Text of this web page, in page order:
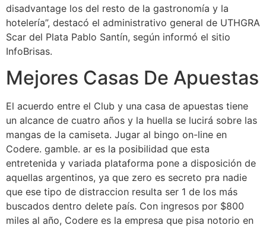
disadvantage los del resto de la gastronomía y la
hotelería”, destacó el administrativo general de UTHGRA
Scar del Plata Pablo Santín, según informó el sitio
InfoBrisas.
Mejores Casas De Apuestas
El acuerdo entre el Club y una casa de apuestas tiene
un alcance de cuatro años y la huella se lucirá sobre las
mangas de la camiseta. Jugar al bingo on-line en
Codere. gamble. ar es la posibilidad que esta
entretenida y variada plataforma pone a disposición de
aquellas argentinos, ya que zero es secreto pra nadie
que ese tipo de distraccion resulta ser 1 de los más
buscados dentro delete país. Con ingresos por $800
miles al año, Codere es la empresa que pisa notorio en